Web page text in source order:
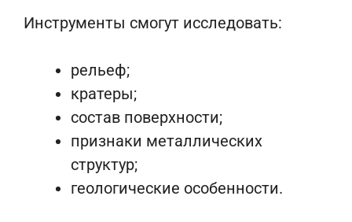
Инструменты смогут исследовать:
рельеф;
кратеры;
состав поверхности;
признаки металлических
структур;
геологические особенности.